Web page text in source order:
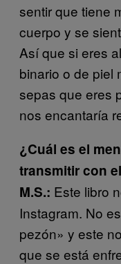
sentir que tiene
cuerpo y se
Así que si eres
binario o de piel
sepas que eres
nos encantaría
¿Cuál es el
transmitir con
M.S.: Este libro
Instagram. No
pezón» y este
que se está